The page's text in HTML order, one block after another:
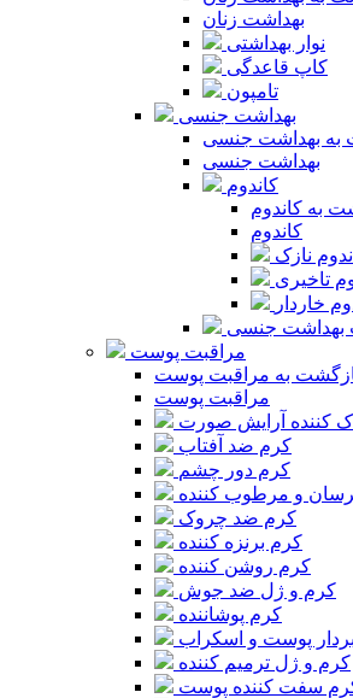
بهداشت زنان
نوار بهداشتی
کاپ قاعدگی
تامپون
بهداشت جنسی
به بهداشت جنسی
بهداشت جنسی
کاندوم
به کاندوم
کاندوم
نازک
تاخیری
خاردار
بهداشت جنسی
مراقبت پوست
به مراقبت پوست
مراقبت پوست
کننده آرایش صورت
کرم ضد آفتاب
کرم دور چشم
و مرطوب کننده
کرم ضد چروک
کرم برنزه کننده
کرم روشن کننده
کرم و ژل ضد جوش
کرم پوشاننده
بردار پوست و اسکراب
کرم و ژل ترمیم کننده
سفت کننده پوست